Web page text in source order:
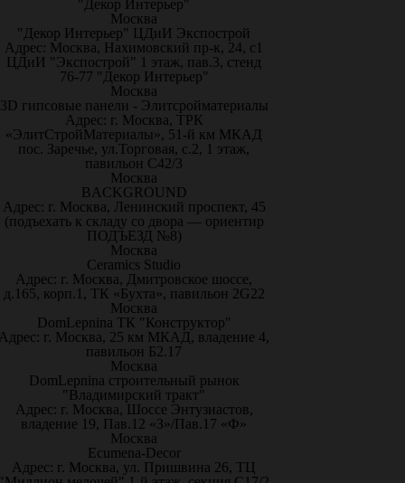
"Декор Интерьер"
Москва
"Декор Интерьер" ЦДиИ Экспострой
Адрес: Москва, Нахимовский пр-к, 24, с1
ЦДиИ "Экспострой" 1 этаж, пав.3, стенд
76-77 "Декор Интерьер"
Москва
3D гипсовые панели - Элитсройматериалы
Адрес: г. Москва, ТРК
«ЭлитСтройМатериалы», 51-й км МКАД
пос. Заречье, ул.Торговая, с.2, 1 этаж,
павильон С42/3
Москва
BACKGROUND
Адрес: г. Москва, Ленинский проспект, 45
(подъехать к складу со двора — ориентир
ПОДЪЕЗД №8)
Москва
Ceramics Studio
Адрес: г. Москва, Дмитровское шоссе,
д.165, корп.1, ТК «Бухта», павильон 2G22
Москва
DomLepnina ТК "Конструктор"
г. Москва, 25 км МКАД, владение 4,
павильон Б2.17
Москва
DomLepnina строительный рынок
"Владимирский тракт"
Адрес: г. Москва, Шоссе Энтузиастов,
владение 19, Пав.12 «З»/Пав.17 «Ф»
Москва
Ecumena-Decor
Адрес: г. Москва, ул. Пришвина 26, ТЦ